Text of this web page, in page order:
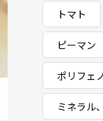
トマト
ピーマン
ポリフェ
ミネラル